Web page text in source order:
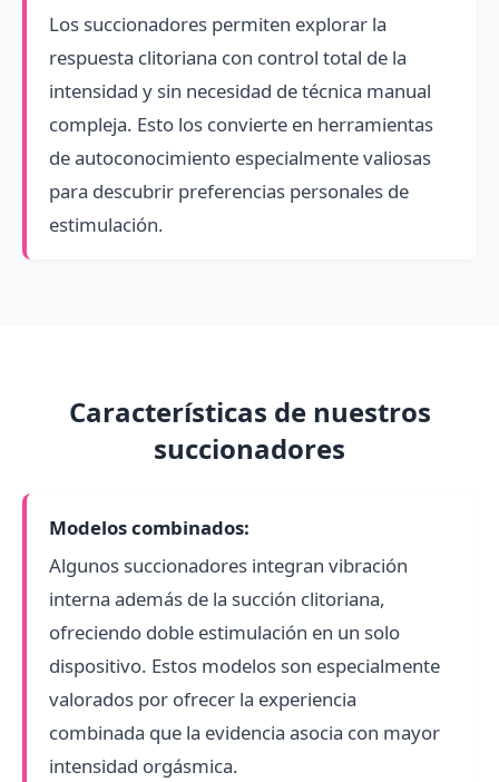
Los succionadores permiten explorar la
respuesta clitoriana con control total de la
intensidad y sin necesidad de técnica manual
compleja. Esto los convierte en herramientas
de autoconocimiento especialmente valiosas
para descubrir preferencias personales de
estimulación.
Características de nuestros
succionadores
Modelos combinados:
Algunos succionadores integran vibración
interna además de la succión clitoriana,
ofreciendo doble estimulación en un solo
dispositivo. Estos modelos son especialmente
valorados por ofrecer la experiencia
combinada que la evidencia asocia con mayor
intensidad orgásmica.